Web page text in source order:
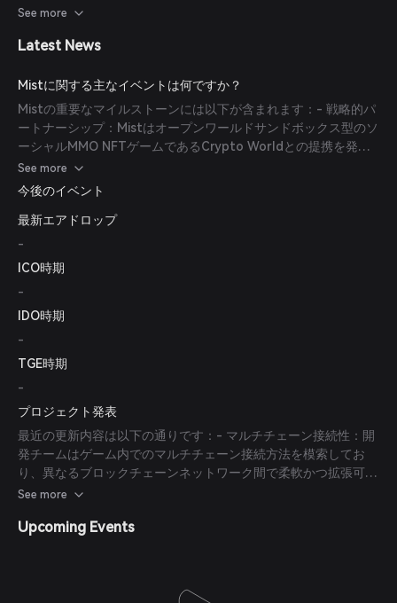
Smart Chainの取引手数料の上昇などの潜在的な課題に対応して
専門とする学術的背景を持ち、5年以上にわたりインディーゲー
ト、ゲーム開発、グラフィックデザイン、コンテンツ制作の専門
See more
Latest News
Mistに関する主なイベントは何ですか？
Mistの重要なマイルストーンには以下が含まれます：- 戦略的パ
ートナーシップ：Mistはオープンワールドサンドボックス型のソ
ーシャルMMO NFTゲームであるCrypto Worldとの提携を発表
しました。この協力により、Crypto Worldのユニバース内に
Mistストアが設立され、プレイヤーは3Dおよび将来的には拡張
アップデート：チームはMist NFTゲームフレームワークの開発
取引手数料上昇などの潜在的課題に対応しています。
See more
今後のイベント
最新エアドロップ
-
ICO時期
-
IDO時期
-
TGE時期
-
プロジェクト発表
最近の更新内容は以下の通りです：- マルチチェーン接続性：開
発チームはゲーム内でのマルチチェーン接続方法を模索してお
り、異なるブロックチェーンネットワーク間で柔軟かつ拡張可能
なゲーム体験を提供することを目指しています。- チームの拡
の開発能力を強化し、堅牢で没入型のゲーム体験を確保していま
See more
Upcoming Events